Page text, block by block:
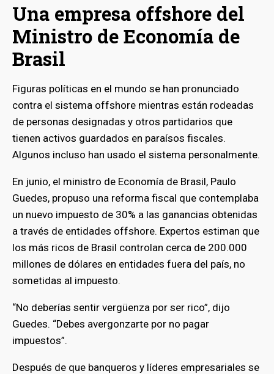
Una empresa offshore del
Ministro de Economía de
Brasil
Figuras políticas en el mundo se han pronunciado
contra el sistema offshore mientras están rodeadas
de personas designadas y otros partidarios que
tienen activos guardados en paraísos fiscales.
Algunos incluso han usado el sistema personalmente.
En junio, el ministro de Economía de Brasil, Paulo
Guedes, propuso una reforma fiscal que contemplaba
un nuevo impuesto de 30% a las ganancias obtenidas
a través de entidades offshore. Expertos estiman que
los más ricos de Brasil controlan cerca de 200.000
millones de dólares en entidades fuera del país, no
sometidas al impuesto.
“No deberías sentir vergüenza por ser rico”, dijo
Guedes. “Debes avergonzarte por no pagar
impuestos”.
Después de que banqueros y líderes empresariales se